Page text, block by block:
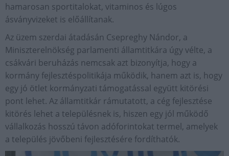
hamarosan sportitalokat, vitaminos és lúgos
ásványvizeket is előállítanak.
Az üzem szerdai átadásán Csepreghy Nándor, a
Miniszterelnökség parlamenti államtitkára úgy vélte, a
csákvári beruházás nemcsak azt bizonyítja, hogy a
kormány fejlesztéspolitikája működik, hanem azt is, hogy
egy jó ötlet kormányzati támogatással együtt kitörési
pont lehet. Az államtitkár rámutatott, a cég fejlesztése
kitörés lehet a településnek is, hiszen egy jól működő
vállalkozás hosszú távon adóforintokat termel, amelyek
a település jövőbeni fejlesztésére fordíthatók.